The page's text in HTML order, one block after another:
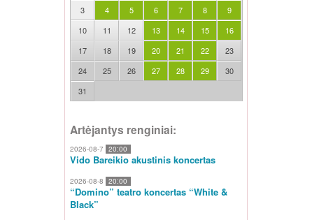
3
4 5 6 7 8
9
10
11 12 13 14 15
16
17
18 19 20 21 22
23
24
25 26 27 28 29
30
31
Artėjantys renginiai:
2026-08-7 20:00
Vido Bareikio akustinis koncertas
2026-08-8 20:00
“Domino” teatro koncertas “White &
Black”